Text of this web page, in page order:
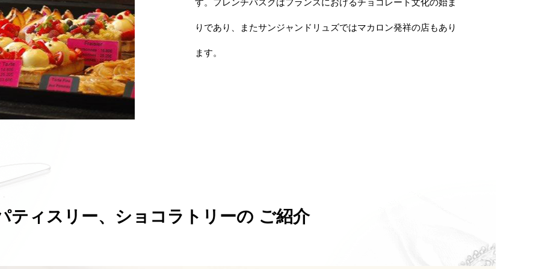
す。フレンチバスクはフランスにおけるチョコレート文化の始ま
りであり、またサンジャンドリュズではマカロン発祥の店もあり
ます。
ティスリー、ショコラトリーの ご紹介